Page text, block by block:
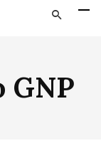
GNP